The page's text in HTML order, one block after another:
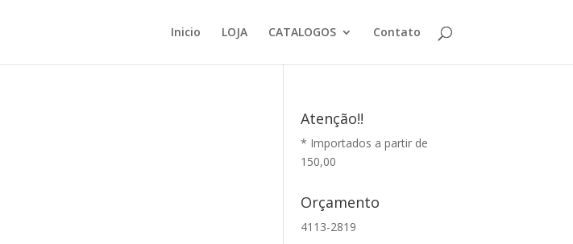
Inicio LOJA CATALOGOS Contato
Atenção!!
* Importados a partir de
150,00
Orçamento
4113-2819